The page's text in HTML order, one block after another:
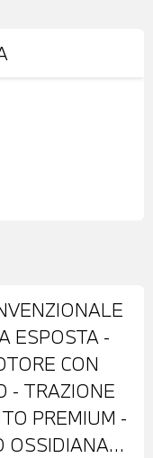
ESPOSTA -
CON
- TRAZIONE
PREMIUM -
OSSIDIANA